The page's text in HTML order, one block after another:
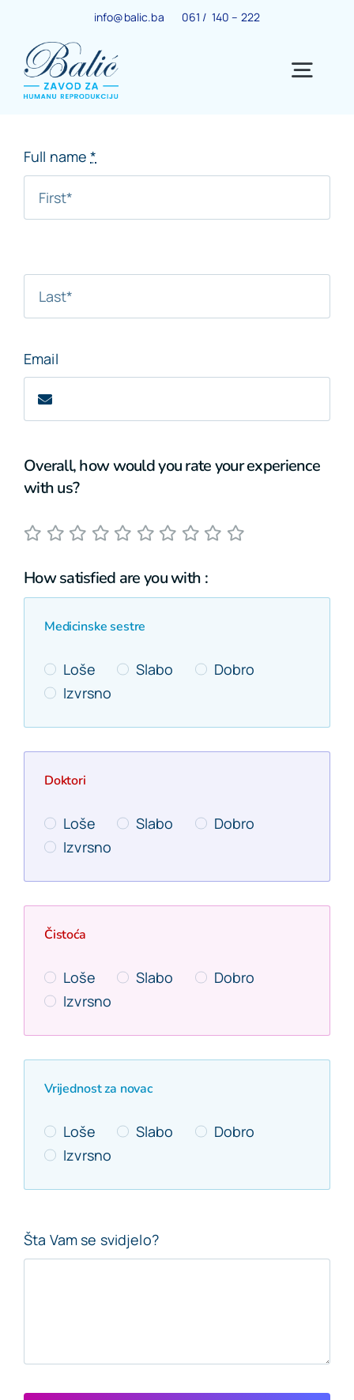
content
info@balic.ba 061 / 140 – 222
Centar za menopauzu
Oglas za posao
O nama
Kontakt
Full name*
Email
Overall, how would you rate your experience
with us?
How satisfied are you with :
Medicinske sestre
Loše Slabo
Dobro
Izvrsno
Doktori
Loše Slabo
Dobro
Izvrsno
Čistoća
Loše Slabo
Dobro
Izvrsno
Vrijednost za novac
Loše Slabo
Dobro
Izvrsno
Šta Vam se svidjelo?